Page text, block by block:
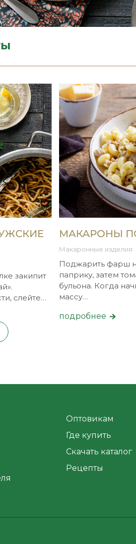
закипит
слейте…
МАКАРОНЫ
Макаронные изделия
Поджарить фарш
паприку, затем
бульона. Когда
массу…
подробнее
Оптовикам
Где купить
Скачать каталог
Рецепты